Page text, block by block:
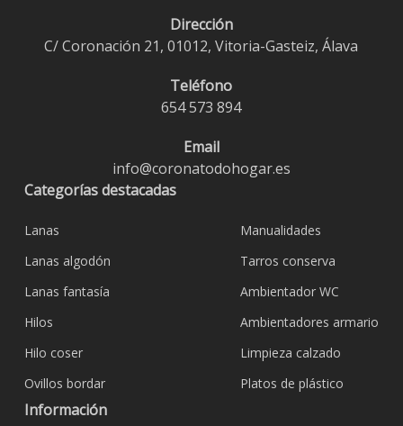
Dirección
C/ Coronación 21, 01012, Vitoria-Gasteiz, Álava
Teléfono
654 573 894
Email
info@coronatodohogar.es
Categorías destacadas
Lanas
Lanas algodón
Lanas fantasía
Hilos
Hilo coser
Ovillos bordar
Manualidades
Tarros conserva
Ambientador WC
Ambientadores armario
Limpieza calzado
Platos de plástico
Información